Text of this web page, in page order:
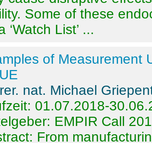
Some of these
‘Watch List’ ...
of Measurement
nat. Michael
01.07.2018-
EMPIR Call
From